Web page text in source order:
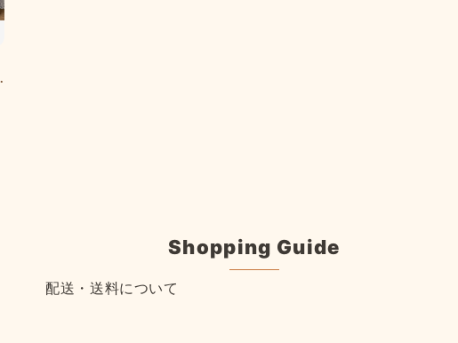
Shopping Guide
配送・送料について